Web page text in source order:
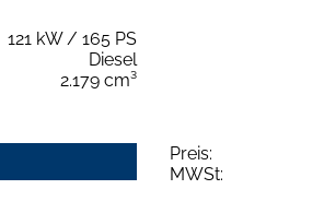
121 kW / 165 PS
Diesel
2.179 cm³
Preis:
MWSt: